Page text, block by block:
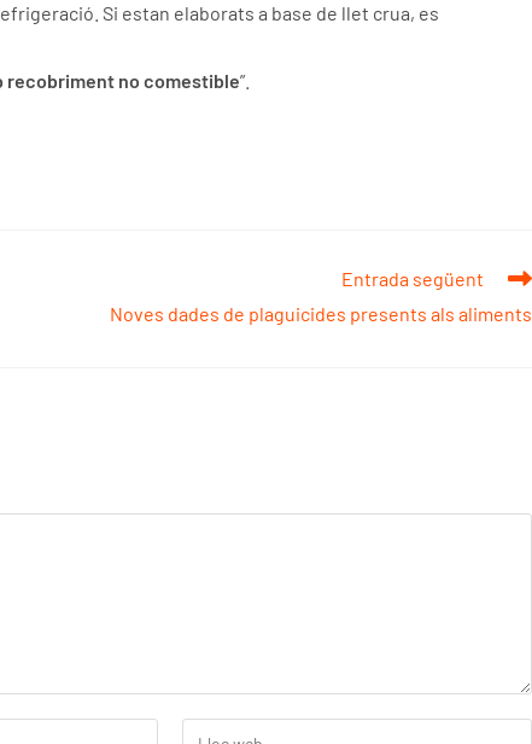
Si estan elaborats a base de llet crua, es
recobriment no comestible”.
Entrada següent
Noves dades de plaguicides presents als aliments